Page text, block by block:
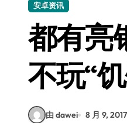
Galaxy
安卓资讯
都有亮
不玩“
由 dawei 8 月 9, 2017